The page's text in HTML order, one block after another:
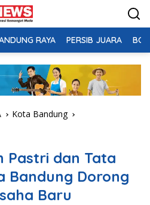
RAYA PERSIB JUARA
Kota Bandung
Pastri dan Tata
Bandung Dorong
Baru